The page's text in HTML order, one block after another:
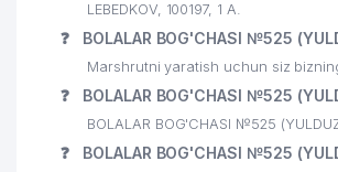
LEBEDKOV, 100197, 1 A.
❓ BOLALAR BOG'CHASI №525
Marshrutni yaratish uchun siz
❓ BOLALAR BOG'CHASI №525
BOLALAR BOG'CHASI №525
❓ BOLALAR BOG'CHASI №525